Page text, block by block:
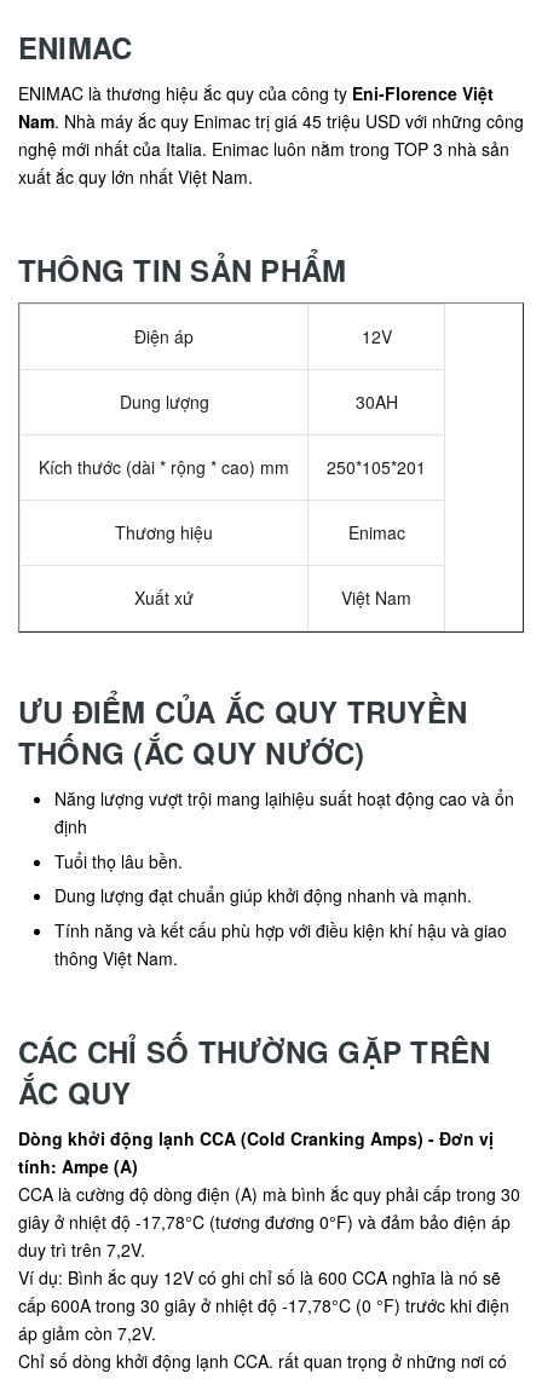
ENIMAC
ENIMAC là thương hiệu ắc quy của công ty Eni-Florence Việt
Nam. Nhà máy ắc quy Enimac trị giá 45 triệu USD với những công
nghệ mới nhất của Italia. Enimac luôn nằm trong TOP 3 nhà sản
xuất ắc quy lớn nhất Việt Nam.
THÔNG TIN SẢN PHẨM
Điện áp 12V
Dung lượng 30AH
Kích thước (dài * rộng * cao) mm 250*105*201
Thương hiệu Enimac
Xuất xứ Việt Nam
ƯU ĐIỂM CỦA ẮC QUY TRUYỀN
THỐNG (ẮC QUY NƯỚC)
Năng lượng vượt trội mang lạihiệu suất hoạt động cao và ổn
định
Tuổi thọ lâu bền.
Dung lượng đạt chuẩn giúp khởi động nhanh và mạnh.
Tính năng và kết cấu phù hợp với điều kiện khí hậu và giao
thông Việt Nam.
CÁC CHỈ SỐ THƯỜNG GẶP TRÊN
ẮC QUY
Dòng khởi động lạnh CCA (Cold Cranking Amps) - Đơn vị
tính: Ampe (A)
CCA là cường độ dòng điện (A) mà bình ắc quy phải cấp trong 30
giây ở nhiệt độ -17,78°C (tương đương 0°F) và đảm bảo điện áp
duy trì trên 7,2V.
Ví dụ: Bình ắc quy 12V có ghi chỉ số là 600 CCA nghĩa là nó sẽ
cấp 600A trong 30 giây ở nhiệt độ -17,78°C (0 °F) trước khi điện
áp giảm còn 7,2V.
Chỉ số dòng khởi động lạnh CCA. rất quan trọng ở những nơi có